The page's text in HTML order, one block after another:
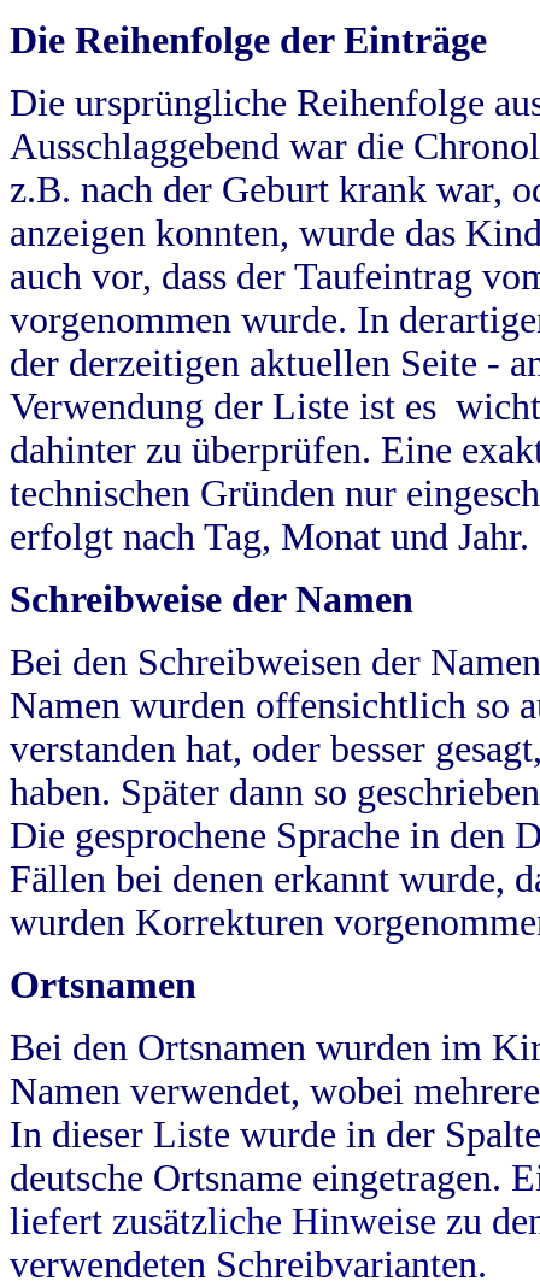
Die Reihenfolge der Einträge
Die ursprüngliche Reihenfolge
Ausschlaggebend war die
z.B. nach der Geburt krank war,
anzeigen konnten, wurde das
auch vor, dass der Taufeintrag
vorgenommen wurde. In
der derzeitigen aktuellen Seite -
Verwendung der Liste ist es
dahinter zu überprüfen. Eine
technischen Gründen nur
erfolgt nach Tag, Monat und Jahr.
Schreibweise der Namen
Bei den Schreibweisen der
Namen wurden offensichtlich so
verstanden hat, oder besser
haben. Später dann so
Die gesprochene Sprache in
Fällen bei denen erkannt wurde,
wurden Korrekturen
Ortsnamen
Bei den Ortsnamen wurden im
Namen verwendet, wobei
In dieser Liste wurde in der
deutsche Ortsname eingetragen.
liefert zusätzliche Hinweise zu
verwendeten Schreibvarianten.